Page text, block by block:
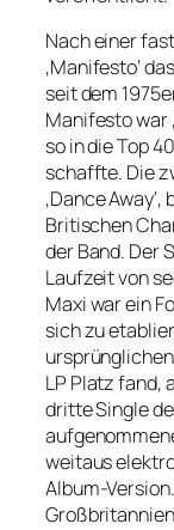
Nach einer
‚Manifesto‘
seit dem
Manifesto war
so in die Top
schaffte. Die
‚Dance
Britischen
der Band. Der
Laufzeit von
Maxi war ein
sich zu
LP Platz fand,
dritte Single
weitaus
Album-